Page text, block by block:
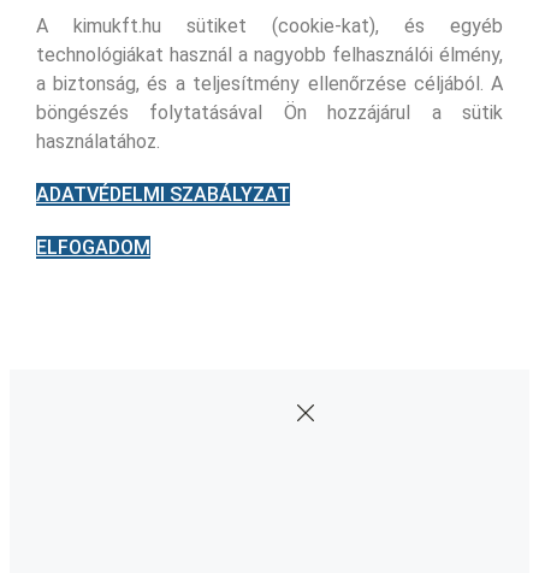
A kimukft.hu sütiket (cookie-kat), és egyéb
technológiákat használ a nagyobb felhasználói élmény,
a biztonság, és a teljesítmény ellenőrzése céljából. A
böngészés folytatásával Ön hozzájárul a sütik
használatához.
ADATVÉDELMI SZABÁLYZAT
ELFOGADOM